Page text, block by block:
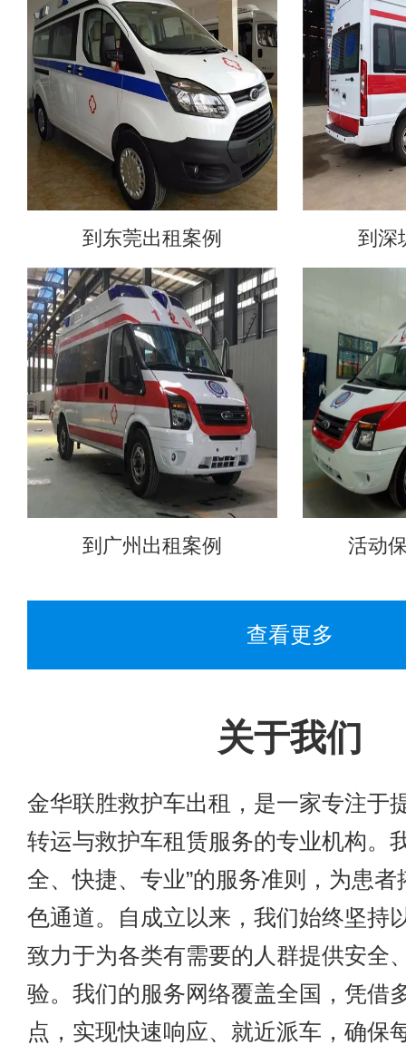
到东莞出租案例 到深
到广州出租案例 活动
查看更多
关于我们
金华联胜救护车出租，是一家专注于
转运与救护车租赁服务的专业机构。
全、快捷、专业”的服务准则，为患者
色通道。自成立以来，我们始终坚持
致力于为各类有需要的人群提供安全
验。我们的服务网络覆盖全国，凭借
点，实现快速响应、就近派车，确保